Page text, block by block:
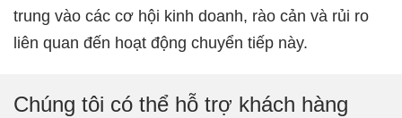
trung vào các cơ hội kinh doanh, rào cản và rủi ro
liên quan đến hoạt động chuyển tiếp này.
Chúng tôi có thể hỗ trợ khách hàng